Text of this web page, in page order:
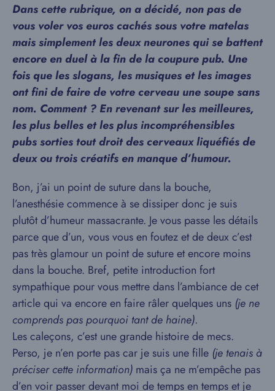
Dans cette rubrique, on a décidé, non pas de
vous voler vos euros cachés sous votre matelas
mais simplement les deux neurones qui se battent
encore en duel à la fin de la coupure pub. Une
fois que les slogans, les musiques et les images
ont fini de faire de votre cerveau une soupe sans
nom. Comment ? En revenant sur les meilleures,
les plus belles et les plus incompréhensibles
pubs sorties tout droit des cerveaux liquéfiés de
deux ou trois créatifs en manque d’humour.
Bon, j’ai un point de suture dans la bouche,
l’anesthésie commence à se dissiper donc je suis
plutôt d’humeur massacrante. Je vous passe les détails
parce que d’un, vous vous en foutez et de deux c’est
pas très glamour un point de suture et encore moins
dans la bouche. Bref, petite introduction fort
sympathique pour vous mettre dans l’ambiance de cet
article qui va encore en faire râler quelques uns (je ne
comprends pas pourquoi tant de haine).
Les caleçons, c’est une grande histoire de mecs.
Perso, je n’en porte pas car je suis une fille (je tenais à
préciser cette information) mais ça ne m’empêche pas
d’en voir passer devant moi de temps en temps et je